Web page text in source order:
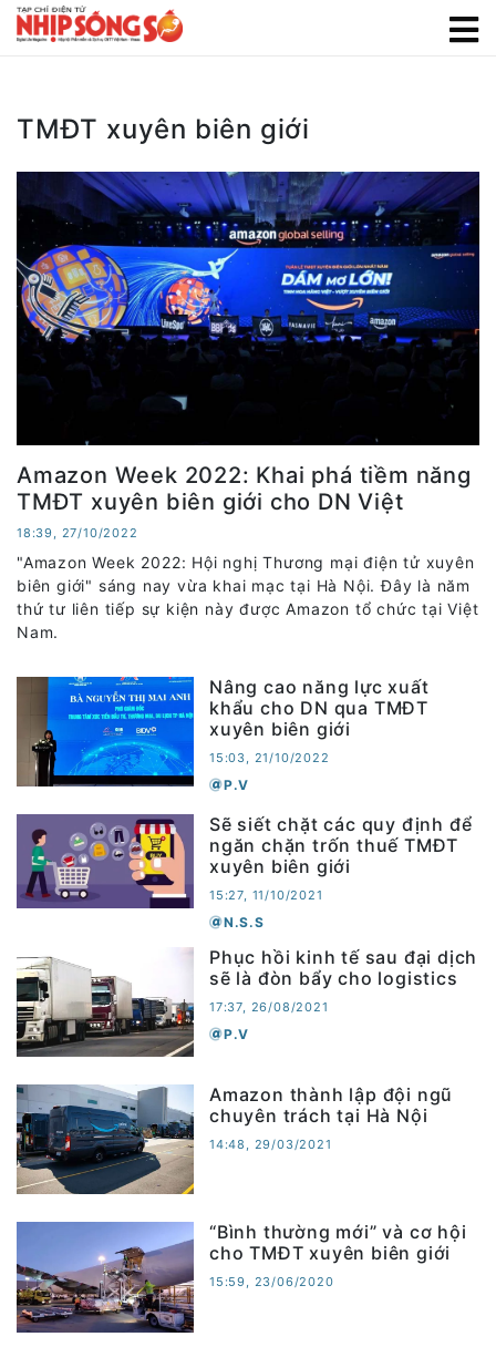
TMĐT xuyên biên giới
Amazon Week 2022: Khai phá tiềm năng
TMĐT xuyên biên giới cho DN Việt
18:39, 27/10/2022
"Amazon Week 2022: Hội nghị Thương mại điện tử xuyên
biên giới" sáng nay vừa khai mạc tại Hà Nội. Đây là năm
thứ tư liên tiếp sự kiện này được Amazon tổ chức tại Việt
Nam.
Nâng cao năng lực xuất
khẩu cho DN qua TMĐT
xuyên biên giới
15:03, 21/10/2022
P.V
Sẽ siết chặt các quy định để
ngăn chặn trốn thuế TMĐT
xuyên biên giới
15:27, 11/10/2021
N.S.S
Phục hồi kinh tế sau đại dịch
sẽ là đòn bẩy cho logistics
17:37, 26/08/2021
P.V
Amazon thành lập đội ngũ
chuyên trách tại Hà Nội
14:48, 29/03/2021
“Bình thường mới” và cơ hội
cho TMĐT xuyên biên giới
15:59, 23/06/2020